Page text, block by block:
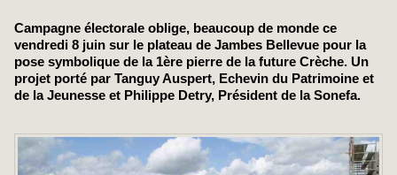
Campagne électorale oblige, beaucoup de monde ce
vendredi 8 juin sur le plateau de Jambes Bellevue pour la
pose symbolique de la 1ère pierre de la future Crèche. Un
projet porté par Tanguy Auspert, Echevin du Patrimoine et
de la Jeunesse et Philippe Detry, Président de la Sonefa.